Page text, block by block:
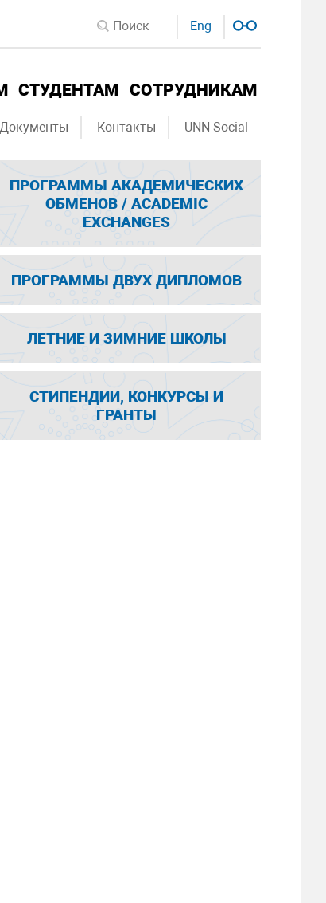
Eng
СТУДЕНТАМ СОТРУДНИКАМ
Документы Контакты UNN Social
ПРОГРАММЫ АКАДЕМИЧЕСКИХ
ОБМЕНОВ / ACADEMIC
EXCHANGES
ПРОГРАММЫ ДВУХ ДИПЛОМОВ
ЛЕТНИЕ И ЗИМНИЕ ШКОЛЫ
СТИПЕНДИИ, КОНКУРСЫ И
ГРАНТЫ